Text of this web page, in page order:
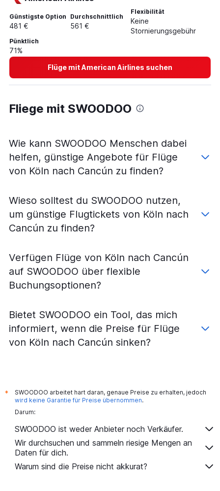
Flüge von Nürnberg nach Cancún
Flüge von Bremen nach Cancún
Flüge von Hannover nach Cozumel
Flüge von Dresden nach Cancún
Flüge von Nürnberg nach Cozumel
Flüge von Münster nach Cancún
Flüge von Köln nach Cozumel
Flüge von Bremen nach Cozumel
Flüge von Dortmund nach Cancún
Flüge von Saarbrücken nach Cancún
Flüge von Paderborn nach Cancún
Günstigste Option
481 €
Durchschnittlich
561 €
Flexibilität
Keine
Stornierungsgebühr
Pünktlich
71%
Flüge mit American Airlines suchen
Fliege mit SWOODOO
Wie kann SWOODOO Menschen dabei
helfen, günstige Angebote für Flüge
von Köln nach Cancún zu finden?
Wieso solltest du SWOODOO nutzen,
um günstige Flugtickets von Köln nach
Cancún zu finden?
Verfügen Flüge von Köln nach Cancún
auf SWOODOO über flexible
Buchungsoptionen?
Bietet SWOODOO ein Tool, das mich
informiert, wenn die Preise für Flüge
von Köln nach Cancún sinken?
*
SWOODOO arbeitet hart daran, genaue Preise zu erhalten, jedoch
wird keine Garantie für Preise übernommen.
Darum:
SWOODOO ist weder Anbieter noch Verkäufer.
Wir durchsuchen und sammeln riesige Mengen an
Daten für dich.
Warum sind die Preise nicht akkurat?